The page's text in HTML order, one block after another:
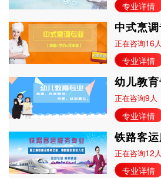
专业详情
中式烹
正在咨询16人
专业详情
幼儿教
正在咨询9人
专业详情
铁路客
正在咨询12人
专业详情